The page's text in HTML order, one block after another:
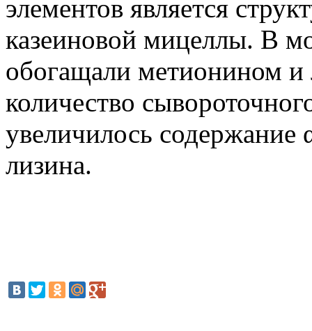
элементов является
казеиновой мицеллы. В
обогащали метионином
количество
увеличилось содержание
лизина.